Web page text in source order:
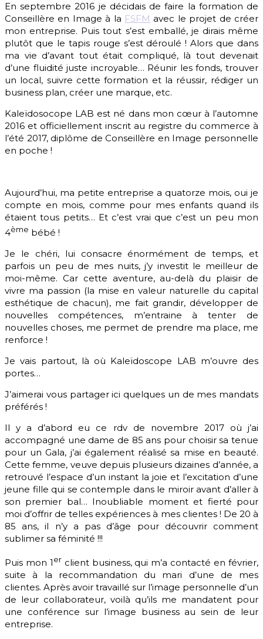
En septembre 2016 je décidais de faire la formation de
Conseillère en Image à la FSFM avec le projet de créer
mon entreprise. Puis tout s’est emballé, je dirais même
plutôt que le tapis rouge s’est déroulé ! Alors que dans
ma vie d’avant tout était compliqué, là tout devenait
d’une fluidité juste incroyable… Réunir les fonds, trouver
un local, suivre cette formation et la réussir, rédiger un
business plan, créer une marque, etc.
Kaleïdosocope LAB est né dans mon cœur à l’automne
2016 et officiellement inscrit au registre du commerce à
l’été 2017, diplôme de Conseillère en Image personnelle
en poche !
Aujourd’hui, ma petite entreprise a quatorze mois, oui je
compte en mois, comme pour mes enfants quand ils
étaient tous petits… Et c’est vrai que c’est un peu mon
4ème bébé !
Je le chéri, lui consacre énormément de temps, et
parfois un peu de mes nuits, j’y investit le meilleur de
moi-même. Car cette aventure, au-delà du plaisir de
vivre ma passion (la mise en valeur naturelle du capital
esthétique de chacun), me fait grandir, développer de
nouvelles compétences, m’entraine à tenter de
nouvelles choses, me permet de prendre ma place, me
renforce !
Je vais partout, là où Kaleïdoscope LAB m’ouvre des
portes…
J’aimerai vous partager ici quelques un de mes mandats
préférés !
Il y a d’abord eu ce rdv de novembre 2017 où j’ai
accompagné une dame de 85 ans pour choisir sa tenue
pour un Gala, j’ai également réalisé sa mise en beauté.
Cette femme, veuve depuis plusieurs dizaines d’année, a
retrouvé l’espace d’un instant la joie et l’excitation d’une
jeune fille qui se contemple dans le miroir avant d’aller à
son premier bal… Inoubliable moment et fierté pour
moi d’offrir de telles expériences à mes clientes ! De 20 à
85 ans, il n’y a pas d’âge pour découvrir comment
sublimer sa féminité !!!
Puis mon 1 erclient business, qui m’a contacté en février,
suite à la recommandation du mari d’une de mes
clientes. Après avoir travaillé sur l’image personnelle d’un
de leur collaborateur, voilà qu’ils me mandatent pour
une conférence sur l’image business au sein de leur
entreprise.